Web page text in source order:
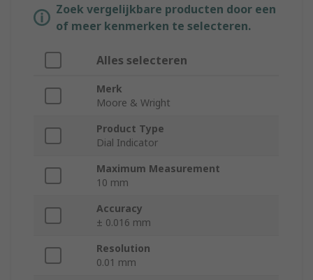
Zoek vergelijkbare producten door een
of meer kenmerken te selecteren.
Alles selecteren
Merk
Moore & Wright
Product Type
Dial Indicator
Maximum Measurement
10 mm
Accuracy
± 0.016 mm
Resolution
0.01 mm